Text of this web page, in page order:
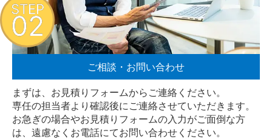
ご相談・お問い合わせ
まずは、お見積りフォームからご連絡ください。
専任の担当者より確認後にご連絡させていただきます。
お急ぎの場合やお見積りフォームの入力がご面倒な方
は、遠慮なく お電話にてお問い合わせください。
STEP
02